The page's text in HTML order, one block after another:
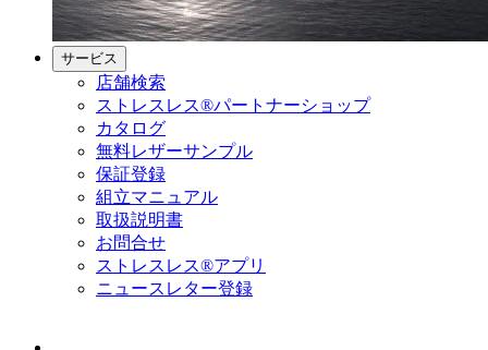
サービス
店舗検索
ストレスレス®パートナーショップ
カタログ
無料レザーサンプル
保証登録
組立マニュアル
取扱説明書
お問合せ
ストレスレス®アプリ
ニュースレター登録